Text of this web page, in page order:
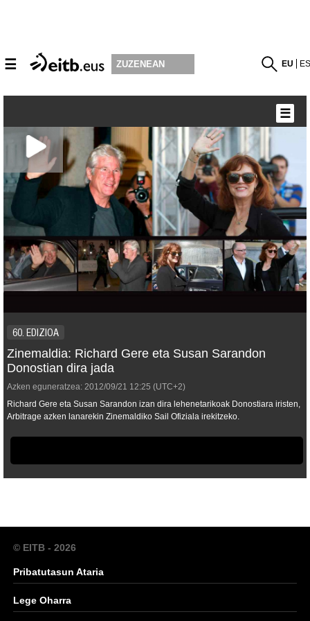
☰ ZUZENEAN EU
60. EDIZIOA
Zinemaldia: Richard Gere eta Susan Sarandon
Donostian dira jada
Azken eguneratzea: 2012/09/21 12:25 (UTC+2)
Richard Gere eta Susan Sarandon izan dira lehenetarikoak Donostiara iristen,
Arbitrage azken lanarekin Zinemaldiko Sail Ofiziala irekitzeko.
☰
© EITB - 2026
Pribatutasun Ataria
Lege Oharra